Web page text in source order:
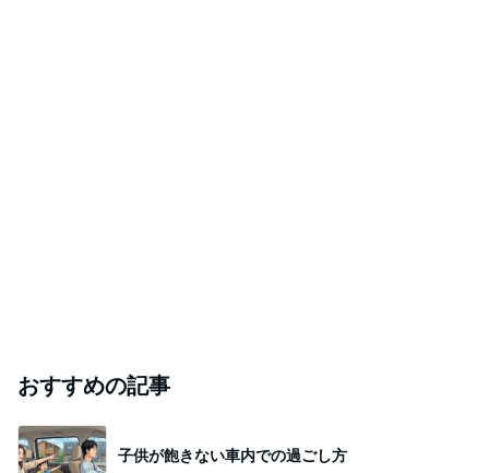
おすすめの記事
子供が飽きない車内での過ごし方